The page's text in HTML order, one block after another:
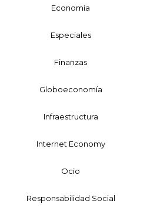
Economía
Especiales
Finanzas
Globoeconomía
Infraestructura
Internet Economy
Ocio
Responsabilidad Social